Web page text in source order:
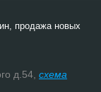
продажа новых
д.54, схема